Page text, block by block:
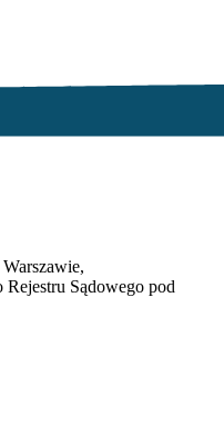
Sądowego pod